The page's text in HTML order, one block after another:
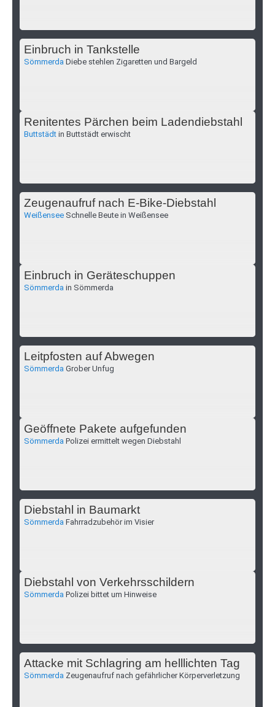
Einbruch in Tankstelle
Sömmerda Diebe stehlen Zigaretten und Bargeld
Renitentes Pärchen beim Ladendiebstahl
Buttstädt in Buttstädt erwischt
Zeugenaufruf nach E-Bike-Diebstahl
Weißensee Schnelle Beute in Weißensee
Einbruch in Geräteschuppen
Sömmerda in Sömmerda
Leitpfosten auf Abwegen
Sömmerda Grober Unfug
Geöffnete Pakete aufgefunden
Sömmerda Polizei ermittelt wegen Diebstahl
Diebstahl in Baumarkt
Sömmerda Fahrradzubehör im Visier
Diebstahl von Verkehrsschildern
Sömmerda Polizei bittet um Hinweise
Attacke mit Schlagring am helllichten Tag
Sömmerda Zeugenaufruf nach gefährlicher Körperverletzung